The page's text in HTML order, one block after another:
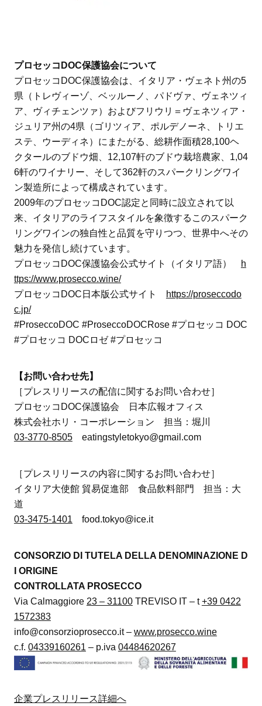
プロセッコDOC保護協会について
プロセッコDOC保護協会は、イタリア・ヴェネト州の5
県（トレヴィーゾ、ベッルーノ、パドヴァ、ヴェネツィ
ア、ヴィチェンツァ）およびフリウリ＝ヴェネツィア・
ジュリア州の4県（ゴリツィア、ポルデノーネ、トリエ
ステ、ウーディネ）にまたがる、総耕作面積28,100ヘ
クタールのブドウ畑、12,107軒のブドウ栽培農家、1,04
6軒のワイナリー、そして362軒のスパークリングワイ
ン製造所によって構成されています。
2009年のプロセッコDOC認定と同時に設立されて以
来、イタリアのライフスタイルを象徴するこのスパーク
リングワインの独自性と品質を守りつつ、世界中へその
魅力を発信し続けています。
プロセッコDOC保護協会公式サイト（イタリア語）
h
ttps://www.prosecco.wine/
プロセッコDOC日本版公式サイト
https://proseccodo
c.jp/
#ProseccoDOC #ProseccoDOCRose #プロセッコ DOC
#プロセッコ DOCロゼ #プロセッコ
【お問い合わせ先】
［プレスリリースの配信に関するお問い合わせ］
プロセッコDOC保護協会 日本広報オフィス
株式会社ホリ・コーポレーション 担当：堀川
03-3770-8505eatingstyletokyo@gmail.com
［プレスリリースの内容に関するお問い合わせ］
イタリア大使館 貿易促進部 食品飲料部門 担当：大
道
03-3475-1401 food.tokyo@ice.it
CONSORZIO DI TUTELA DELLA DENOMINAZIONE D
I ORIGINE
CONTROLLATA PROSECCO
Via Calmaggiore 23 – 31100TREVISO IT – t+39 0422
1572383
info@consorzioprosecco.it – www.prosecco.wine
c.f. 04339160261 – p.iva 04484620267
企業プレスリリース詳細へ